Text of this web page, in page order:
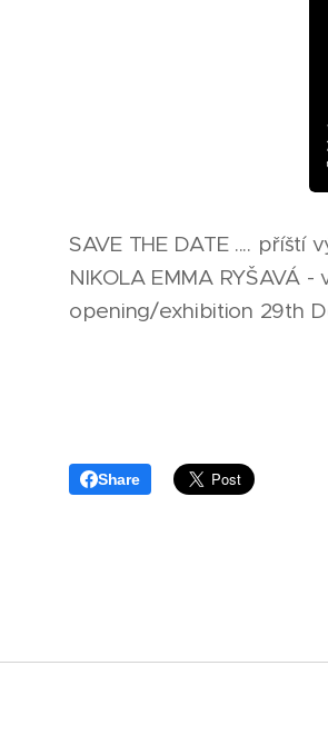
SAVE THE DATE .... příští
NIKOLA EMMA RYŠAVÁ -
opening/exhibition 29th
Share